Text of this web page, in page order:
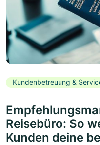
Kundenbetreuung &
Reisebüro: So
Kunden deine